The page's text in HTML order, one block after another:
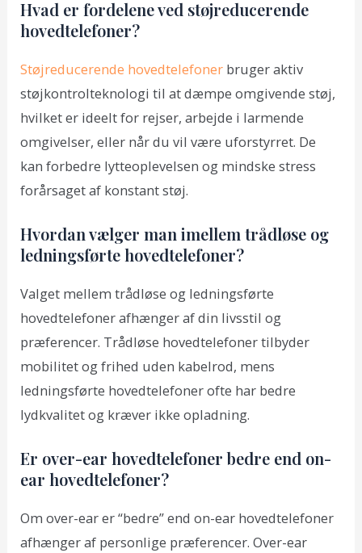
Hvad er fordelene ved støjreducerende
hovedtelefoner?
Støjreducerende hovedtelefoner bruger aktiv
støjkontrolteknologi til at dæmpe omgivende støj,
hvilket er ideelt for rejser, arbejde i larmende
omgivelser, eller når du vil være uforstyrret. De
kan forbedre lytteoplevelsen og mindske stress
forårsaget af konstant støj.
Hvordan vælger man imellem trådløse og
ledningsførte hovedtelefoner?
Valget mellem trådløse og ledningsførte
hovedtelefoner afhænger af din livsstil og
præferencer. Trådløse hovedtelefoner tilbyder
mobilitet og frihed uden kabelrod, mens
ledningsførte hovedtelefoner ofte har bedre
lydkvalitet og kræver ikke opladning.
Er over-ear hovedtelefoner bedre end on-
ear hovedtelefoner?
Om over-ear er “bedre” end on-ear hovedtelefoner
afhænger af personlige præferencer. Over-ear